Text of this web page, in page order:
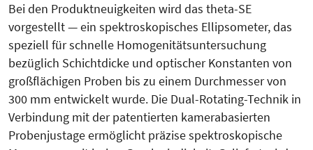
Bei den Produktneuigkeiten wird das theta-SE
vorgestellt — ein spektroskopisches Ellipsometer, das
speziell für schnelle Homogenitätsuntersuchung
bezüglich Schichtdicke und optischer Konstanten von
großflächigen Proben bis zu einem Durchmesser von
300 mm entwickelt wurde. Die Dual-Rotating-Technik in
Verbindung mit der patentierten kamerabasierten
Probenjustage ermöglicht präzise spektroskopische